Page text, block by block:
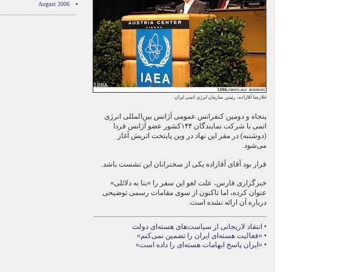
غلارضا آقازاده، رئیس سازمان انرژی اتمی ایران
پنجاه و دومین کنفرانس عمومی آژانس بین‌المللی انرژی
اتمی با شرکت نمایندگان ۱۴۴کشور عضو آژانس فردا
(دوشنبه) در مقر این نهاد در وین پایتخت اتریش آغاز
می‌شود.
قرار بود آقای آقازاده یکی از سخنرانان این نشست باشد.
خبرگزاری فارس، علت لغو این سفر را «بنا به دلائلی»
عنوان کرده، اما تاکنون از سوی مقامات رسمی توضیحی
درباره آن ارائه نشده است.
• انتقاد لاریجانی از سیاست‌های هسته‌ای دولت
•«فعالیت هسته‌ای ایران را تضمین نمی‌کنم»
•«ایران پاسخ ابهامات هسته‌ای را داده است»
August 2006